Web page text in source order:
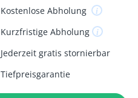
KostenloseAbholung
KurzfristigeAbholung
Jederzeit gratis stornierbar
Tiefpreisgarantie